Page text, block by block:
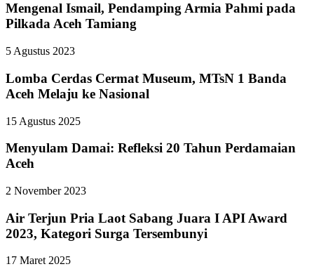
Mengenal Ismail, Pendamping Armia Pahmi pada
Pilkada Aceh Tamiang
5 Agustus 2023
Lomba Cerdas Cermat Museum, MTsN 1 Banda
Aceh Melaju ke Nasional
15 Agustus 2025
Menyulam Damai: Refleksi 20 Tahun Perdamaian
Aceh
2 November 2023
Air Terjun Pria Laot Sabang Juara I API Award
2023, Kategori Surga Tersembunyi
17 Maret 2025